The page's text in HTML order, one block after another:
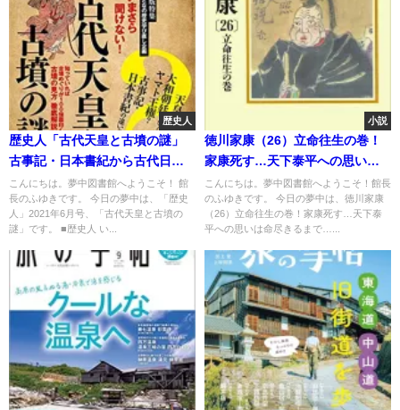
歴史人
歴史人「古代天皇と古墳の謎」
古事記・日本書紀から古代日本
の謎解き旅へ
こんにちは。夢中図書館へようこそ！ 館
長のふゆきです。 今日の夢中は、「歴史
人」2021年6月号、「古代天皇と古墳の
謎」です。 ■歴史人 い...
小説
徳川家康（26）立命往生の巻！
家康死す…天下泰平への思いは
命尽きるまで
こんにちは。夢中図書館へようこそ！館長
のふゆきです。 今日の夢中は、徳川家康
（26）立命往生の巻！家康死す…天下泰
平への思いは命尽きるまで…...